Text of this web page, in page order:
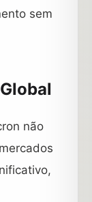
sem
não